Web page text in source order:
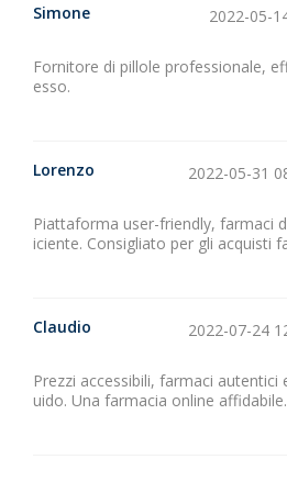
Simone 2022-05-
Fornitore di pillole professionale,
esso.
Lorenzo 2022-05-31
Piattaforma user-friendly, farmaci
iciente. Consigliato per gli acquisti
Claudio 2022-07-24
Prezzi accessibili, farmaci
uido. Una farmacia online affidabile.